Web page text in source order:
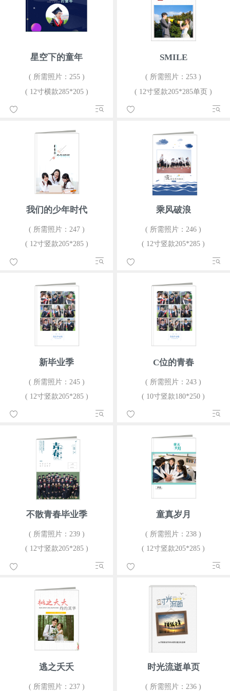
星空下的童年
( 所需照片：255 )
( 12寸横款285*205 )
SMILE
( 所需照片：253 )
( 12寸竖款205*285单页 )
我们的少年时代
( 所需照片：247 )
( 12寸竖款205*285 )
乘风破浪
( 所需照片：246 )
( 12寸竖款205*285 )
新毕业季
( 所需照片：245 )
( 12寸竖款205*285 )
C位的青春
( 所需照片：243 )
( 10寸竖款180*250 )
不散青春毕业季
( 所需照片：239 )
( 12寸竖款205*285 )
童真岁月
( 所需照片：238 )
( 12寸竖款205*285 )
逃之夭夭
( 所需照片：237 )
时光流逝单页
( 所需照片：236 )